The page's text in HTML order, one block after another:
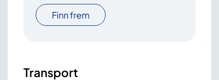
Finn frem
Transport